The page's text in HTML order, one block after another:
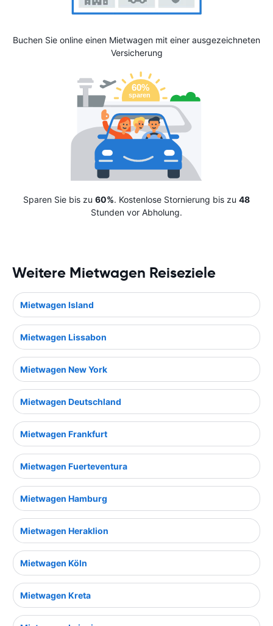
Buchen Sie online einen Mietwagen mit einer ausgezeichneten
Versicherung
Sparen Sie bis zu 60%. Kostenlose Stornierung bis zu 48
Stunden vor Abholung.
Weitere Mietwagen Reiseziele
Mietwagen Island
Mietwagen Lissabon
Mietwagen New York
Mietwagen Deutschland
Mietwagen Frankfurt
Mietwagen Fuerteventura
Mietwagen Hamburg
Mietwagen Heraklion
Mietwagen Köln
Mietwagen Kreta